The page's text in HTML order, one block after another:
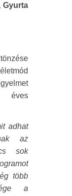
Gyurta
adhat
az
sok
több
a